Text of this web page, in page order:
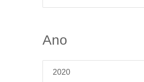
Ano
2020